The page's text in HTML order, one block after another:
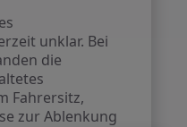
unklar. Bei
die
Fahrersitz,
zur Ablenkung